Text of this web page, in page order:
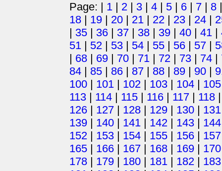
Page: | 1 | 2 | 3 | 4 | 5 | 6 | 7 | 8
18 | 19 | 20 | 21 | 22 | 23 | 24 |
| 35 | 36 | 37 | 38 | 39 | 40 | 41 |
51 | 52 | 53 | 54 | 55 | 56 | 57 |
| 68 | 69 | 70 | 71 | 72 | 73 | 74 |
84 | 85 | 86 | 87 | 88 | 89 | 90 |
100 | 101 | 102 | 103 | 104 | 105
113 | 114 | 115 | 116 | 117 | 118
126 | 127 | 128 | 129 | 130 | 131
139 | 140 | 141 | 142 | 143 | 144
152 | 153 | 154 | 155 | 156 | 157
165 | 166 | 167 | 168 | 169 | 170
178 | 179 | 180 | 181 | 182 | 183